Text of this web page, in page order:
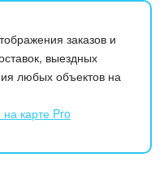
заказов и
выездных
любых объектов на
карте Pro